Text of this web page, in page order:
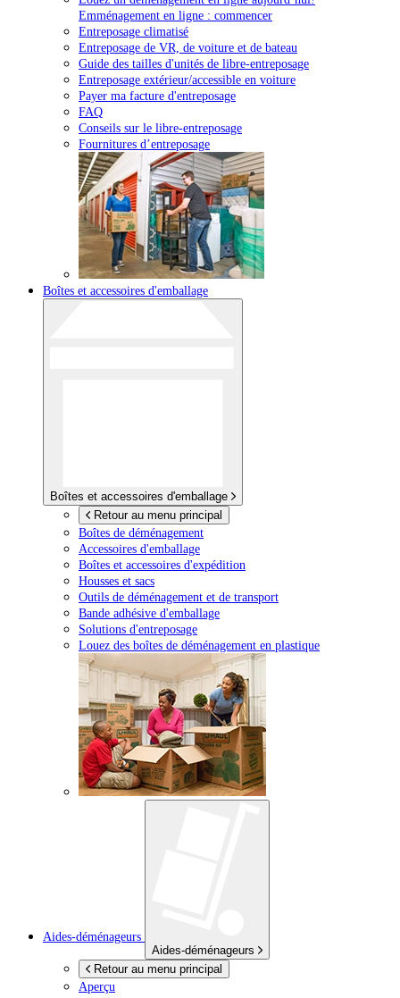
Emménagement en ligne : commencer
Entreposage climatisé
Entreposage de VR, de voiture et de bateau
Guide des tailles d'unités de libre-entreposage
Entreposage extérieur/accessible en voiture
Payer ma facture d'entreposage
FAQ
Conseils sur le libre-entreposage
Fournitures d’entreposage
Boîtes et accessoires d'emballage
Boîtes et accessoires d'emballage
Retour au menu principal
Boîtes de déménagement
Accessoires d'emballage
Boîtes et accessoires d'expédition
Housses et sacs
Outils de déménagement et de transport
Bande adhésive d'emballage
Solutions d'entreposage
Louez des boîtes de déménagement en plastique
Aides-déménageurs
Aides-déménageurs
Retour au menu principal
Aperçu